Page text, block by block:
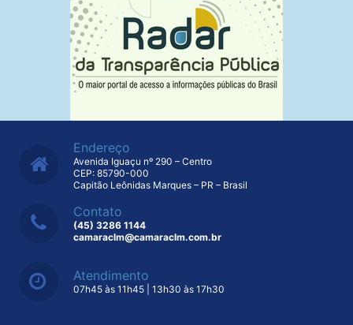
Endereço
Avenida Iguaçu nº 290 – Centro
CEP: 85790-000
Capitão Leônidas Marques – PR – Brasil
Contato
(45) 3286 1144
camaraclm@camaraclm.com.br
Atendimento
07h45 às 11h45 | 13h30 às 17h30